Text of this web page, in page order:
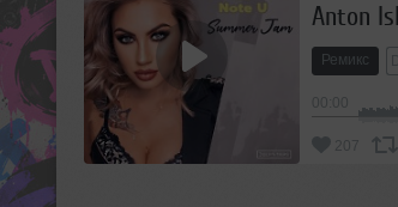
Anton
Ремикс
207